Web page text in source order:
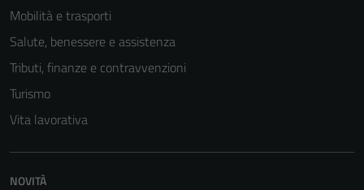
Mobilità e trasporti
Salute, benessere e assistenza
Tributi, finanze e contravvenzioni
Turismo
Vita lavorativa
NOVITÀ